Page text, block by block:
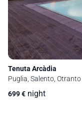
Tenuta Arcàdia
Puglia, Salento, Otranto
699€ night